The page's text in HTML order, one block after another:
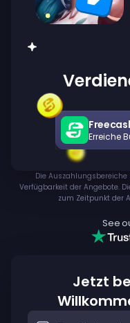
Erreiche
Die
Verfügbarkeit der Angebote.
zum Zeitpunkt der
See
Jetzt